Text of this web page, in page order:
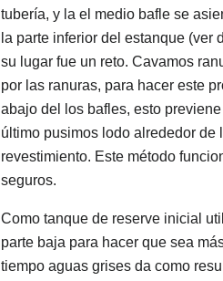
tubería, y la el medio bafle se
la parte inferior del estanque (ver
su lugar fue un reto. Cavamos
por las ranuras, para hacer este
abajo del los bafles, esto
último pusimos lodo alrededor de
revestimiento. Este método
seguros.
Como tanque de reserve inicial
parte baja para hacer que sea
tiempo aguas grises da como